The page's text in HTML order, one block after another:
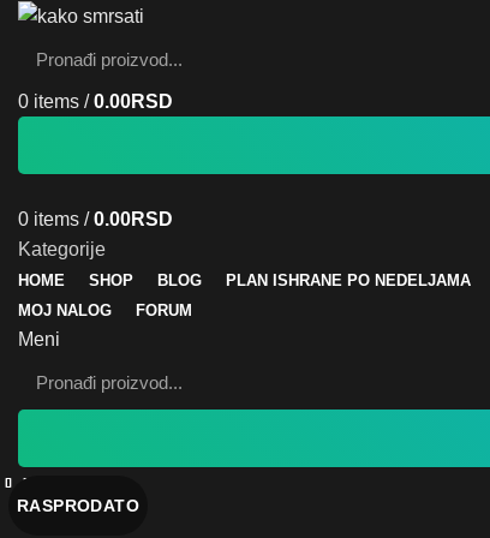
0 items / 0.00RSD
0 items / 0.00RSD
Kategorije
HOME SHOP BLOG
PLAN ISHRANE PO NEDELJAMA
MOJ NALOG
FORUM
Meni
Zatvori
RASPRODATO
Zatvori
Zatvori
Zatvori
Zatvori
Zatvori
Zatvori
Zatvori